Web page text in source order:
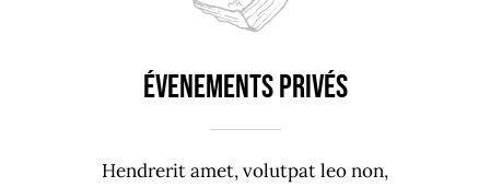
Évenements Privés
Hendrerit amet, volutpat leo non,